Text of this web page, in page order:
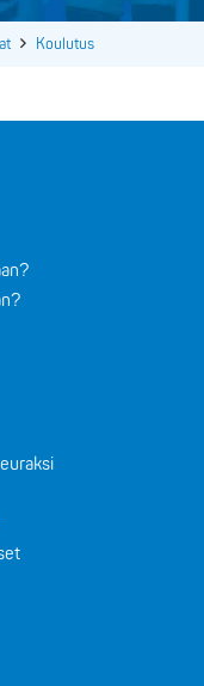
Koulutus